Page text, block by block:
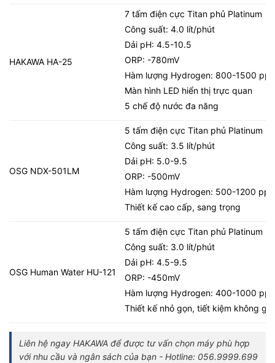
HAKAWA HA-25
7 tấm điện cực Titan phủ Platinum
Công suất: 4.0 lít/phút
Dải pH: 4.5-10.5
ORP: -780mV
Hàm lượng Hydrogen: 800-1500 ppb
Màn hình LED hiển thị trực quan
5 chế độ nước đa năng
OSG NDX-501LM
5 tấm điện cực Titan phủ Platinum
Công suất: 3.5 lít/phút
Dải pH: 5.0-9.5
ORP: -500mV
Hàm lượng Hydrogen: 500-1200 ppb
Thiết kế cao cấp, sang trọng
OSG Human Water HU-121
5 tấm điện cực Titan phủ Platinum
Công suất: 3.0 lít/phút
Dải pH: 4.5-9.5
ORP: -450mV
Hàm lượng Hydrogen: 400-1000 ppb
Thiết kế nhỏ gọn, tiết kiệm không
Liên hệ ngay HAKAWA để được tư vấn chọn máy phù hợp
với nhu cầu và ngân sách của bạn - Hotline: 056.9999.699